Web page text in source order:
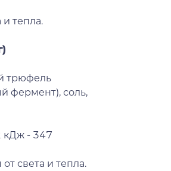
тепла.
трюфель
фермент), соль,
кДж - 347
света и тепла.